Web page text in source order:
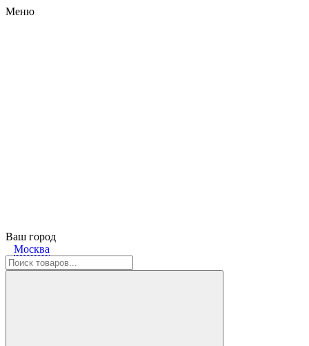
Меню
Ваш город
Москва